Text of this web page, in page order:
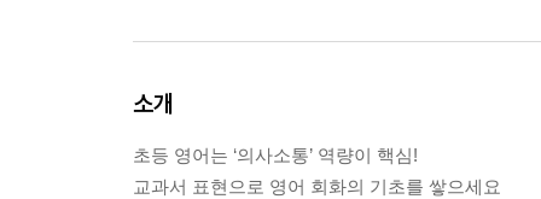
소개
초등 영어는 ‘의사소통’ 역량이 핵심!
교과서 표현으로 영어 회화의 기초를 쌓으세요